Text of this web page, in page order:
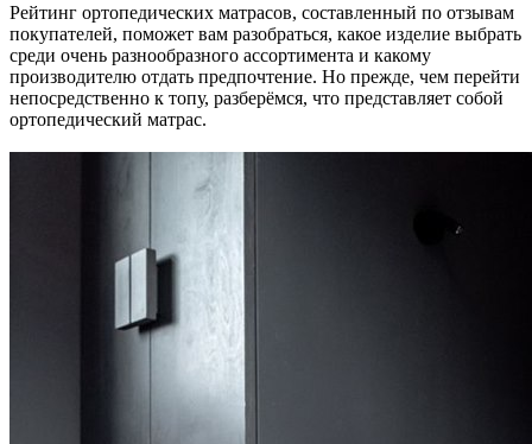
Рейтинг ортопедических матрасов, составленный по отзывам
покупателей, поможет вам разобраться, какое изделие выбрать
среди очень разнообразного ассортимента и какому
производителю отдать предпочтение. Но прежде, чем перейти
непосредственно к топу, разберёмся, что представляет собой
ортопедический матрас.